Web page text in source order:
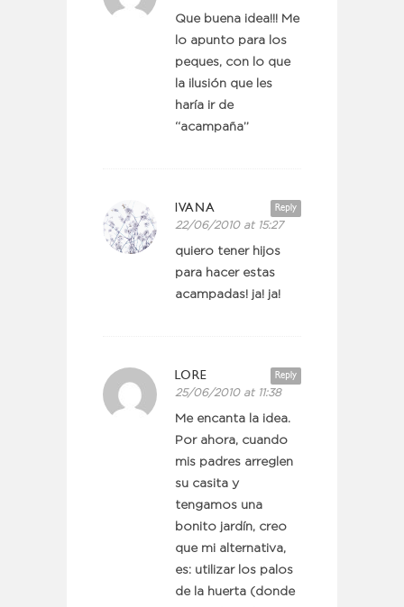
Que buena idea!!! Me
lo apunto para los
peques, con lo que
la ilusión que les
haría ir de
“acampaña”
Reply
IVANA
22/06/2010 at 15:27
quiero tener hijos
para hacer estas
acampadas! ja! ja!
Reply
LORE
25/06/2010 at 11:38
Me encanta la idea.
Por ahora, cuando
mis padres arreglen
su casita y
tengamos una
bonito jardín, creo
que mi alternativa,
es: utilizar los palos
de la huerta (donde